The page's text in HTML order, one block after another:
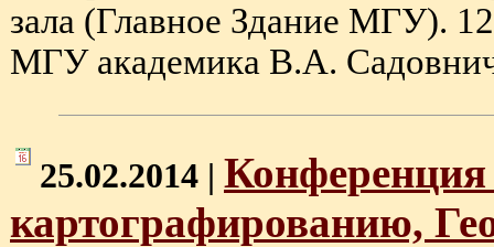
зала (Главное Здание МГУ).
МГУ академика В.А.
25.02.2014 | Конференция
картографированию,